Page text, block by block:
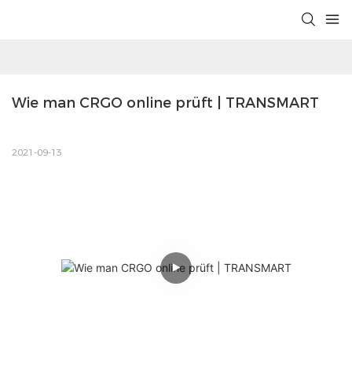
Wie man CRGO online prüft | TRANSMART
2021-09-13